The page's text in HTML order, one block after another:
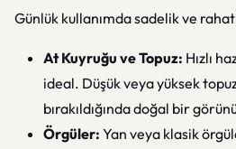
Günlük kullanımda sadelik ve
At Kuyruğu ve Topuz: Hızlı
ideal. Düşük veya yüksek
bırakıldığında doğal bir
Örgüler: Yan veya klasik